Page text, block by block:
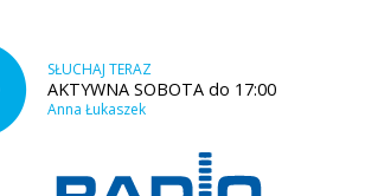
SŁUCHAJ TERAZ
AKTYWNA SOBOTA do 17:00
Anna Łukaszek